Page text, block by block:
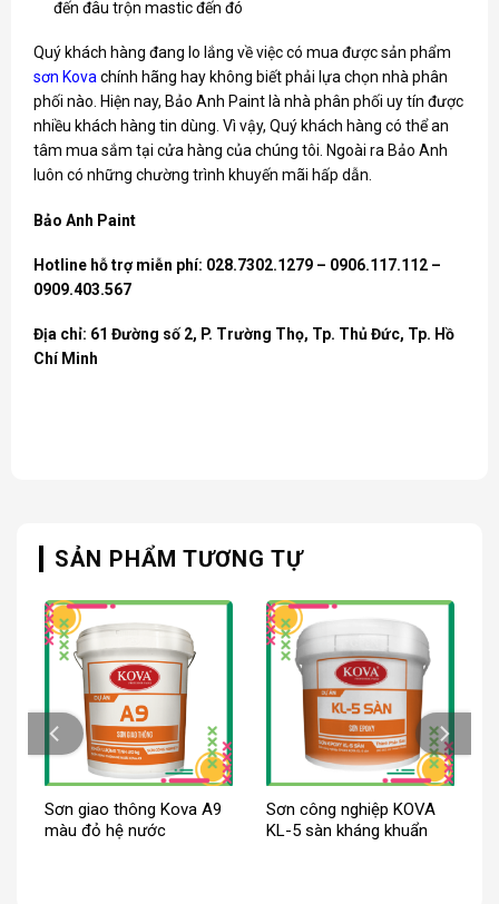
đến đâu trộn mastic đến đó
Quý khách hàng đang lo lắng về việc có mua được sản phẩm
sơn Kovachính hãng hay không biết phải lựa chọn nhà phân
phối nào. Hiện nay, Bảo Anh Paint là nhà phân phối uy tín được
nhiều khách hàng tin dùng. Vì vậy, Quý khách hàng có thể an
tâm mua sắm tại cửa hàng của chúng tôi. Ngoài ra Bảo Anh
luôn có những chường trình khuyến mãi hấp dẫn.
Bảo Anh Paint
Hotline hỗ trợ miễn phí: 028.7302.1279 – 0906.117.112 –
0909.403.567
Địa chỉ: 61 Đường số 2, P. Trường Thọ, Tp. Thủ Đức, Tp. Hồ
Chí Minh
SẢN PHẨM TƯƠNG TỰ
Sơn giao thông Kova A9
màu đỏ hệ nước
Sơn công nghiệp KOVA
KL-5 sàn kháng khuẩn